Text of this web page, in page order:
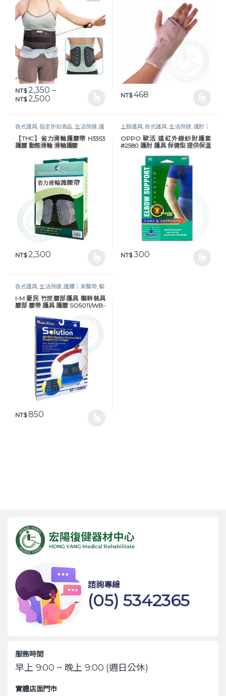
NT$2,350 –
NT$2,500價格範圍：NT$ 2,350 到 NT$ 2,500
此產品有多種款式。 可在產品頁面選擇選項
NT$468
各式護具,指定折扣商品,生活保健,護
腰｜束腹帶,軀幹護具
【THC】省力滑輪護腰帶 H3353
護腰 動態滑輪 滑輪護腰
NT$2,300
上肢護具,各式護具,生活保健, 護肘｜
肱骨｜手臂
OPPO 歐活 遠紅外線紗肘護套
#2580 護肘 護具 保健型 提供保溫
NT$300
各式護具,生活保健,護腰｜束腹帶,軀
幹護具
I-M 愛民 竹炭腰部護具 軀幹裝具
腰部 腰帶 護具 護腰 SO5011/WB-
NT$850
諮詢專線
(05) 5342365
服務時間
早上 9:00 ~ 晚上 9:00 (週日公休)
實體店面門市